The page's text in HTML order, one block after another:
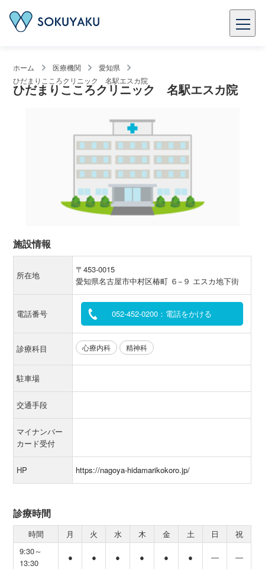
ホーム 医療機関
愛知県
ひだまりこころクリニック 名駅エスカ院
ひだまりこころクリニック 名駅エスカ院
施設情報
所在地
〒453-0015
愛知県名古屋市中村区椿町 ６−９ エスカ地下街
電話番号 052-452-0200：電話をかける
診療科目 心療内科 精神科
駐車場
交通手段
マイナンバー
カード受付
HP https://nagoya-hidamarikokoro.jp/
診療時間
時間 月 火 水 木 金 土 日
祝
9:30～
13:30
● ● ● ● ● ● ― ―